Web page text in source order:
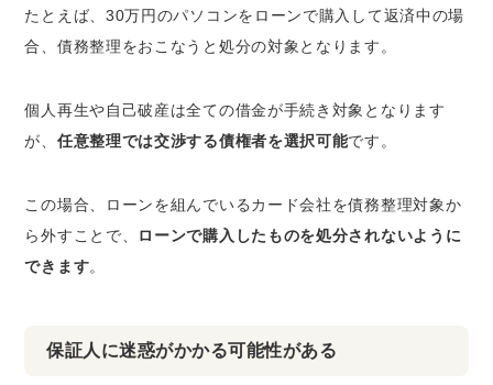
たとえば、30万円のパソコンをローンで購入して返済中の場
合、債務整理をおこなうと処分の対象となります。
個人再生や自己破産は全ての借金が手続き対象となります
が、 任意整理では交渉する債権者を選択可能です。
この場合、ローンを組んでいるカード会社を債務整理対象か
ら外すことで、
ローンで購入したものを処分されないように
できます。
保証人に迷惑がかかる可能性がある